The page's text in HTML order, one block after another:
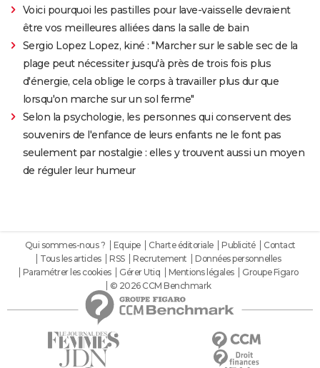
Voici pourquoi les pastilles pour lave-vaisselle devraient
être vos meilleures alliées dans la salle de bain
Sergio Lopez Lopez, kiné : "Marcher sur le sable sec de la
plage peut nécessiter jusqu'à près de trois fois plus
d'énergie, cela oblige le corps à travailler plus dur que
lorsqu'on marche sur un sol ferme"
Selon la psychologie, les personnes qui conservent des
souvenirs de l'enfance de leurs enfants ne le font pas
seulement par nostalgie : elles y trouvent aussi un moyen
de réguler leur humeur
Qui sommes-nous ? Equipe Charte éditoriale Publicité
Contact
Tous les articles
RSS Recrutement
Données personnelles
Paramétrer les cookies
Gérer Utiq Mentions légales
Groupe Figaro
© 2026 CCM Benchmark